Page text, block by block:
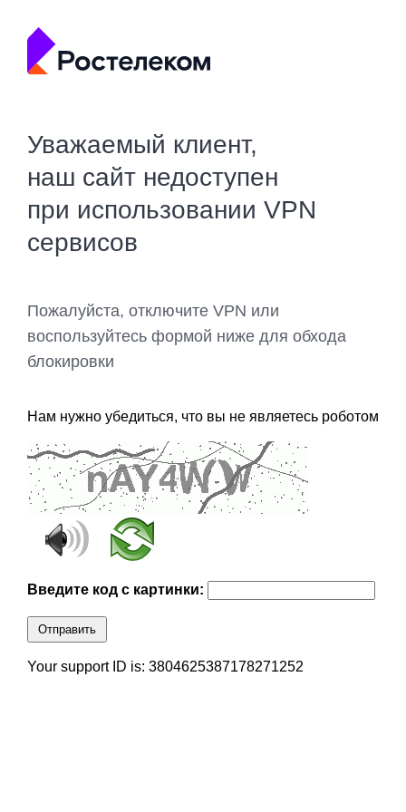
Уважаемый клиент,
наш сайт недоступен
при использовании VPN
сервисов
Пожалуйста, отключите VPN или
воспользуйтесь формой ниже для обхода
блокировки
Нам нужно убедиться, что вы не являетесь роботом
Введите код с картинки:
Отправить
Your support ID is: 3804625387178271252